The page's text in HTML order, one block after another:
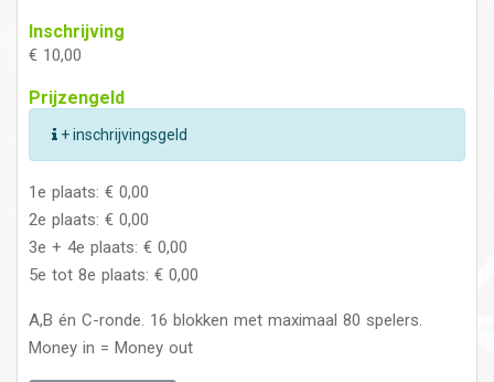
Inschrijving
€ 10,00
Prijzengeld
+ inschrijvingsgeld
1e plaats: € 0,00
2e plaats: € 0,00
3e + 4e plaats: € 0,00
5e tot 8e plaats: € 0,00
A,B én C-ronde. 16 blokken met maximaal 80 spelers.
Money in = Money out